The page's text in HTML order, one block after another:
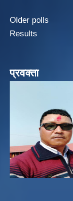
Older polls
Results
प्रवक्ता